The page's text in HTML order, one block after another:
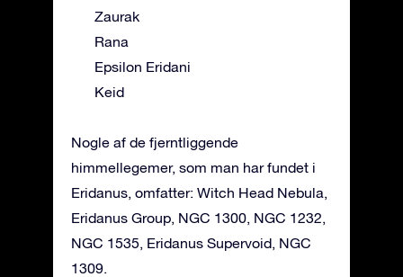
Zaurak
Rana
Epsilon Eridani
Keid
Nogle af de fjerntliggende
himmellegemer, som man har fundet i
Eridanus, omfatter: Witch Head Nebula,
Eridanus Group, NGC 1300, NGC 1232,
NGC 1535, Eridanus Supervoid, NGC
1309.